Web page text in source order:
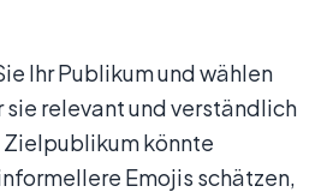
Ihr Publikum und wählen
sie relevant und verständlich
Zielpublikum könnte
Emojis schätzen,